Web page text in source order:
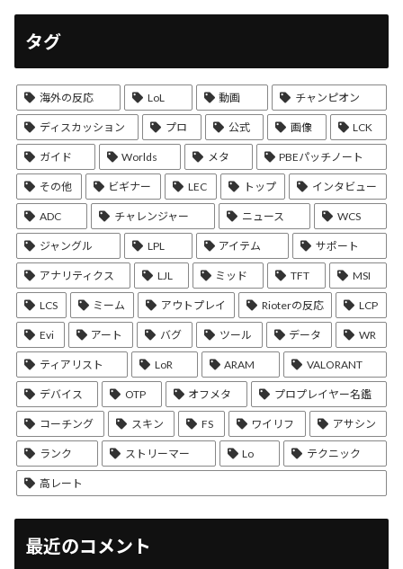
タグ
海外の反応 LoL 動画 チャンピオン
ディスカッション プロ 公式 画像 LCK
ガイド Worlds メタ PBEパッチノート
その他 ビギナー LEC トップ インタビュー
ADC チャレンジャー ニュース WCS
ジャングル LPL アイテム サポート
アナリティクス LJL ミッド TFT MSI
LCS ミーム アウトプレイ Rioterの反応 LCP
Evi アート バグ ツール データ WR
ティアリスト LoR ARAM VALORANT
デバイス OTP オフメタ プロプレイヤー名鑑
コーチング スキン FS ワイリフ アサシン
ランク ストリーマー Lo テクニック
高レート
最近のコメント